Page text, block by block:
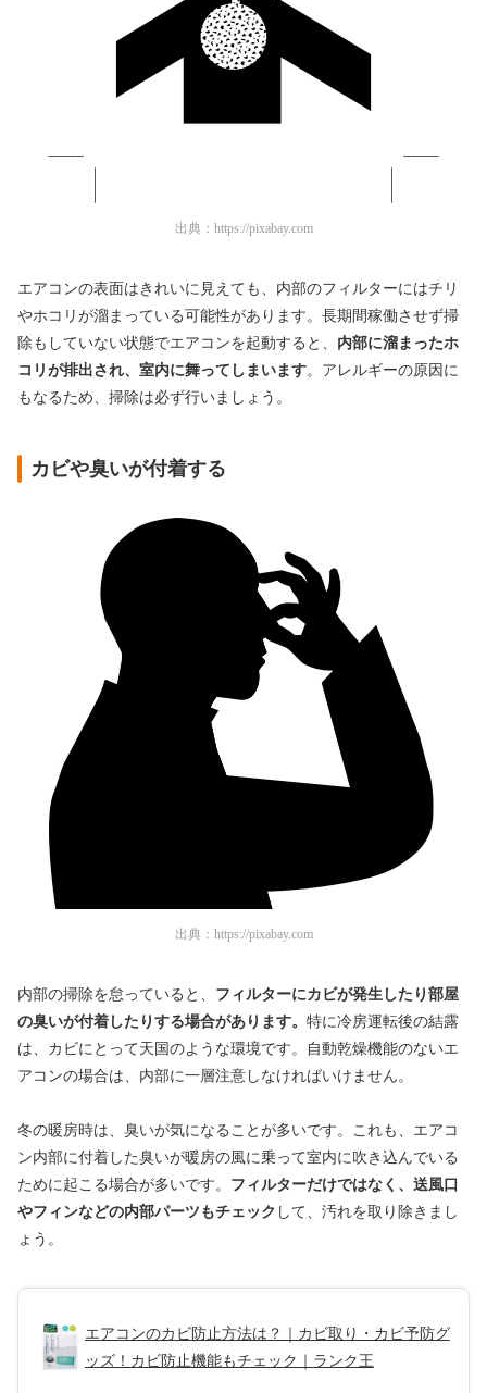
出典： https://pixabay.com
エアコンの表面はきれいに見えても、内部のフィルターにはチリ
やホコリが溜まっている可能性があります。長期間稼働させず掃
除もしていない状態でエアコンを起動すると、 内部に溜まったホ
コリが排出され、室内に舞ってしまいます。アレルギーの原因に
もなるため、掃除は必ず行いましょう。
カビや臭いが付着する
出典： https://pixabay.com
内部の掃除を怠っていると、 フィルターにカビが発生したり部屋
の臭いが付着したりする場合があります。 特に冷房運転後の結露
は、カビにとって天国のような環境です。自動乾燥機能のないエ
アコンの場合は、内部に一層注意しなければいけません。
冬の暖房時は、臭いが気になることが多いです。これも、エアコ
ン内部に付着した臭いが暖房の風に乗って室内に吹き込んでいる
ために起こる場合が多いです。 フィルターだけではなく、送風口
やフィンなどの内部パーツもチェック して、汚れを取り除きまし
ょう。
エアコンのカビ防止方法は？｜カビ取り・カビ予防グ
ッズ！カビ防止機能もチェック｜ランク王